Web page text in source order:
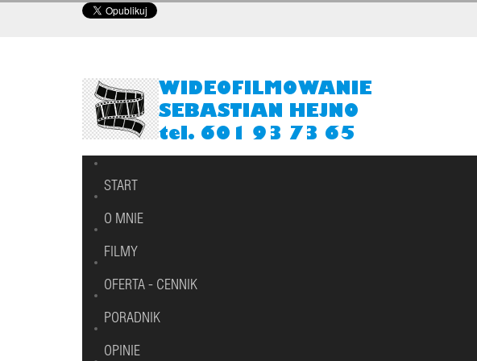
START
O MNIE
FILMY
OFERTA - CENNIK
PORADNIK
OPINIE